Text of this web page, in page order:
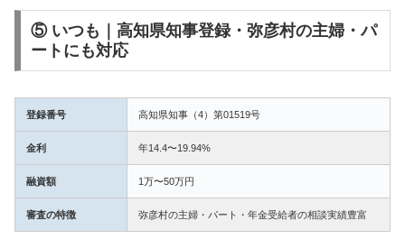
⑤ いつも｜高知県知事登録・弥彦村の主婦・パ
ートにも対応
登録番号 高知県知事（4）第01519号
金利 年14.4〜19.94%
融資額 1万〜50万円
審査の特徴 弥彦村の主婦・パート・年金受給者の相談実績豊富